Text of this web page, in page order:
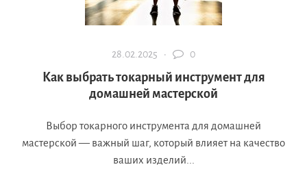
28.02.2025 · 0
Как выбрать токарный инструмент для
домашней мастерской
Выбор токарного инструмента для домашней
мастерской — важный шаг, который влияет на качество
ваших изделий...